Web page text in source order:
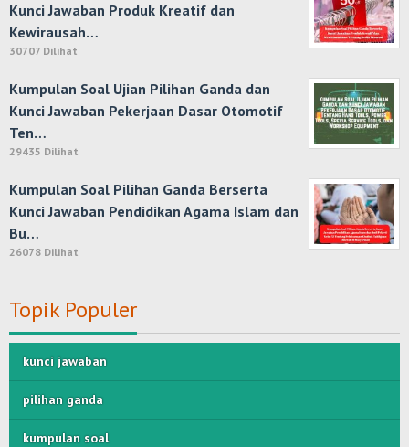
Kunci Jawaban Produk Kreatif dan
Kewirausah…
30707 Dilihat
Kumpulan Soal Ujian Pilihan Ganda dan
Kunci Jawaban Pekerjaan Dasar Otomotif
Ten…
29435 Dilihat
Kumpulan Soal Pilihan Ganda Berserta
Kunci Jawaban Pendidikan Agama Islam dan
Bu…
26078 Dilihat
Topik Populer
kunci jawaban
pilihan ganda
kumpulan soal